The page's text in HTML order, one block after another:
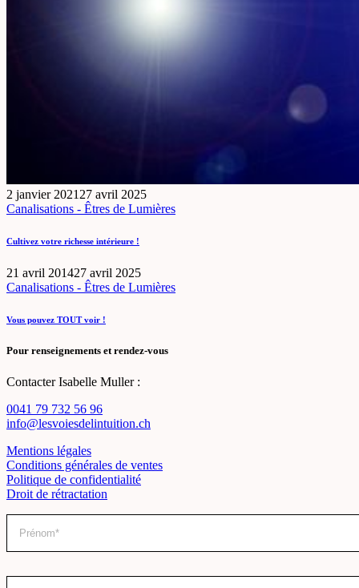
2 janvier 2021 27 avril 2025
Canalisations - Êtres de Lumières
Cultivez votre richesse intérieure !
21 avril 201427 avril 2025
Canalisations - Êtres de Lumières
Vous pouvez TOUT voir !
Pour renseignements et rendez-vous
Contacter Isabelle Muller :
0041 79 732 56 96
info@lesvoiesdelintuition.ch
Mentions légales
Conditions générales de ventes
Politique de confidentialité
Droit de rétractation